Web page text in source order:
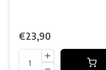
€23,90